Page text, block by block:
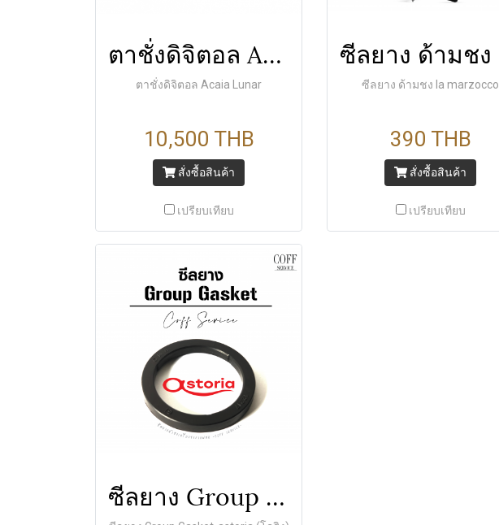
ตาชั่งดิจิตอล Acaia Lunar
ตาชั่งดิจิตอล Acaia Lunar
10,500 THB
สั่งซื้อสินค้า
เปรียบเทียบ
ซีลยาง ด้ามชง la marzocco
390 THB
สั่งซื้อสินค้า
เปรียบเทียบ
ซีลยาง Group Gasket-astoria (โอริง)